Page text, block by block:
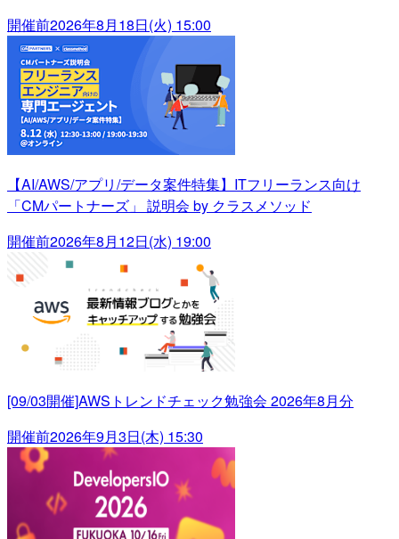
開催前2026年8月18日(火) 15:00
【AI/AWS/アプリ/データ案件特集】ITフリーランス向け
「CMパートナーズ」 説明会 by クラスメソッド
開催前2026年8月12日(水) 19:00
[09/03開催]AWSトレンドチェック勉強会 2026年8月分
開催前2026年9月3日(木) 15:30